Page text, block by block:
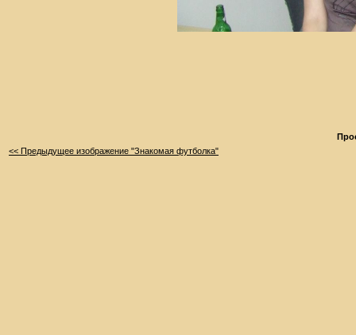
<< Предыдущее изображение "Знакомая футболка"